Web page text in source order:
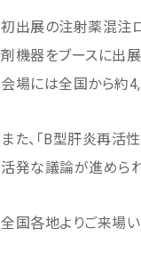
初出展の注射薬混注
剤機器をブースに出展
会場には全国から約
また、「B型肝炎再活
活発な議論が進められ
全国各地よりご来場い